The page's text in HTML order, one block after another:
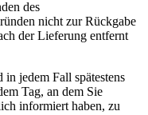
des
nicht zur Rückgabe
der Lieferung entfernt
jedem Fall spätestens
Tag, an dem Sie
informiert haben, zu